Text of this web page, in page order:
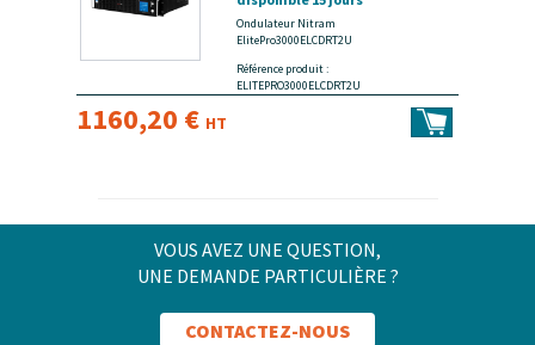
Ondulateur Nitram
ElitePro3000ELCDRT2U
Référence produit :
ELITEPRO3000ELCDRT2U
1160,20 € HT
VOUS AVEZ UNE QUESTION,
UNE DEMANDE PARTICULIÈRE ?
CONTACTEZ-NOUS